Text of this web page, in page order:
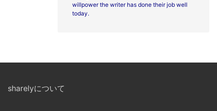
willpower the writer has done their job well
today.
sharelyについて